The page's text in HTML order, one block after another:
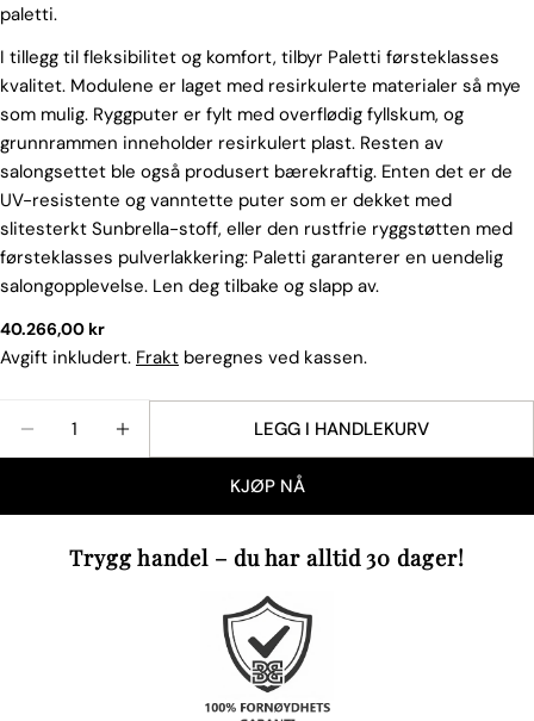
paletti.
I tillegg til fleksibilitet og komfort, tilbyr Paletti førsteklasses
kvalitet. Modulene er laget med resirkulerte materialer så mye
som mulig. Ryggputer er fylt med overflødig fyllskum, og
grunnrammen inneholder resirkulert plast. Resten av
salongsettet ble også produsert bærekraftig. Enten det er de
UV-resistente og vanntette puter som er dekket med
slitesterkt Sunbrella-stoff, eller den rustfrie ryggstøtten med
førsteklasses pulverlakkering: Paletti garanterer en uendelig
salongopplevelse. Len deg tilbake og slapp av.
Vanlig
pris
40.266,00 kr
Avgift inkludert. Frakt beregnes ved kassen.
REDUSER ANTALLET FOR FATBOY UTESOFA
ØK ANTALLET FOR FATBOY UTESOFA
LEGG I HANDLEKURV
KJØP NÅ
Trygg handel – du har alltid 30 dager!
Del dette produktet
KOPIERE
Del
Facebook
Del
Fest
Navnet
ditt
Din
epost
Din
telefon
Din
beskjed
SEND SPØRSMÅL